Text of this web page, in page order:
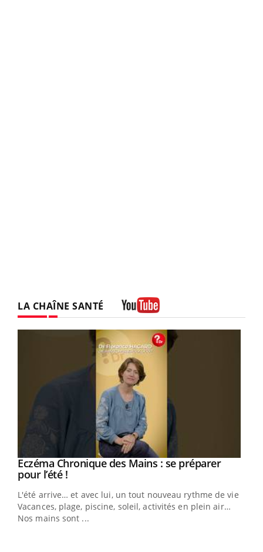
LA CHAÎNE SANTÉ
Youtube
Eczéma Chronique des Mains : se préparer
pour l’été !Youtube
L'été arrive… et avec lui, un tout nouveau rythme de vie !
Vacances, plage, piscine, soleil, activités en plein air…
Nos mains sont ...